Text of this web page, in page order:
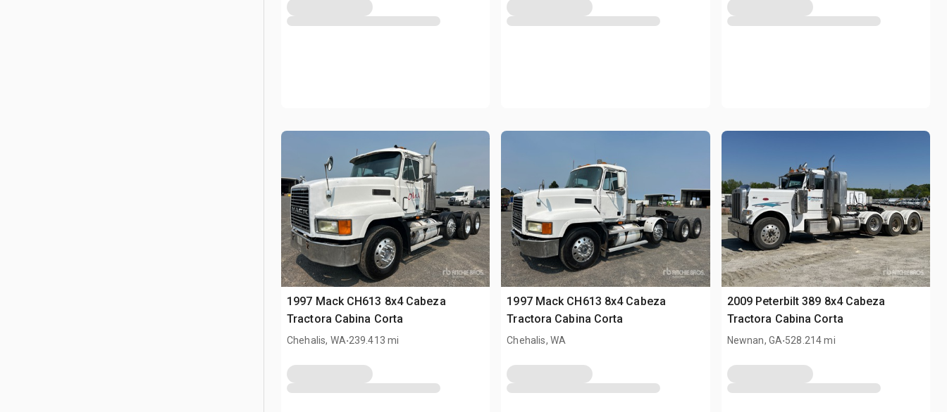
1997 Mack CH613 8x4 Cabeza
Tractora Cabina Corta
Chehalis, WA.239.413 mi
1997 Mack CH613 8x4 Cabeza
Tractora Cabina Corta
Chehalis, WA
2009 Peterbilt 389 8x4 Cabeza
Tractora Cabina Corta
Newnan, GA.528.214 mi